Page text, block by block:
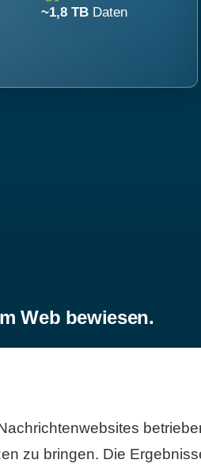
~1,8 TB Daten
Web bewiesen.
zu bringen. Die